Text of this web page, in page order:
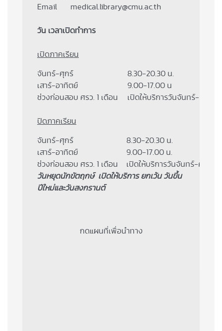
Email
medical.library@cmu.ac.th
วัน เวลาเปิดทำการ
เปิดภาคเรียน
จันทร์-ศุกร์
8.30-20.30 น.
เสาร์-อาทิตย์
9.00-17.00 น
ช่วงก่อนสอบ ศรว. 1 เดือน
เปิดให้บริการวันจันทร์-ศุกร์
ปิดภาคเรียน
จันทร์-ศุกร์
8.30-20.30 น.
เสาร์-อาทิตย์
9.00-17.00 น.
ช่วงก่อนสอบ ศรว. 1 เดือน
เปิดให้บริการวันจันทร์-ศุกร์
วันหยุดนักขัตฤกษ์ เปิดให้บริการ ยกเว้น วันขึ้น
ปีใหม่และวันสงกรานต์
กดแผนที่เพื่อนำทาง